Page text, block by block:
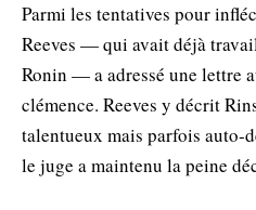
Parmi les tentatives pour
Reeves — qui avait déjà
Ronin — a adressé une lettre
clémence. Reeves y décrit
talentueux mais parfois
le juge a maintenu la peine